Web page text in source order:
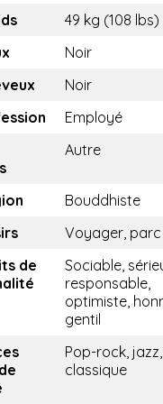
49 kg (108 lbs)
Noir
Noir
Employé
Autre
Bouddhiste
Voyager, parc
de
Sociable,
responsable,
optimiste,
gentil
Pop-rock, jazz,
classique